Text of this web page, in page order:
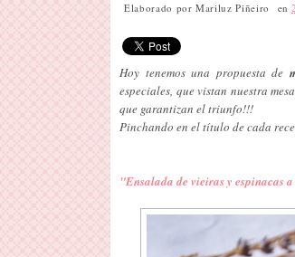
Elaborado porMariluz Piñeiro en
Hoy tenemos una propuesta de
especiales, que vistan nuestra
que garantizan el triunfo!!!
Pinchando en el título de cada
"Ensalada de vieiras y espinacas